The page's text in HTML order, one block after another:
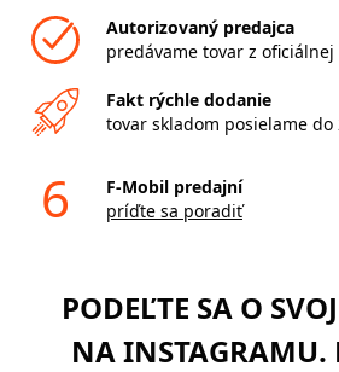
Autorizovaný predajca
predávame tovar z
Fakt rýchle dodanie
tovar skladom posielame do
6
F-Mobil predajní
príďte sa poradiť
PODEĽTE SA O
NA INSTAGRAMU.